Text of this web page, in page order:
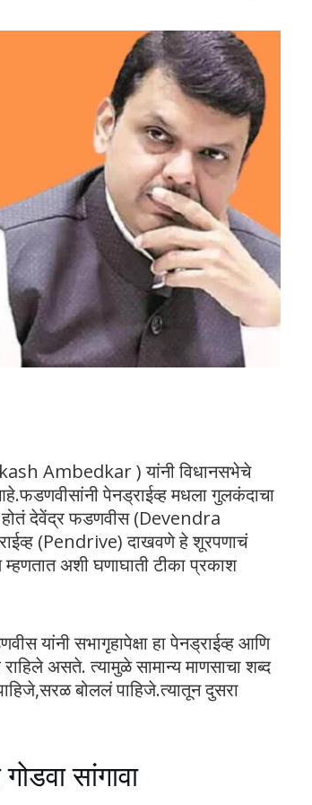
Ambedkar ) यांनी विधानसभेचे
पेनड्राईव्ह मधला गुलकंदाचा
होतं देवेंद्र फडणवीस (Devendra
(Pendrive) दाखवणे हे शूरपणाचं
म्हणतात अशी घणाघाती टीका प्रकाश
यांनी सभागृहापेक्षा हा पेनड्राईव्ह आणि
असते. त्यामुळे सामान्य माणसाचा शब्द
बोललं पाहिजे.त्यातून दुसरा
सांगावा